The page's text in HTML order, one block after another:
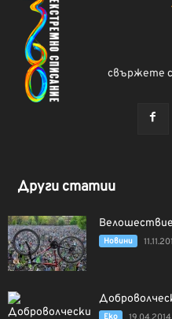
свържете
Други статии
Новини